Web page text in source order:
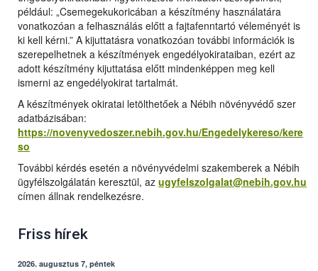
például: „Csemegekukoricában a készítmény használatára
vonatkozóan a felhasználás előtt a fajtafenntartó véleményét is
ki kell kérni.” A kijuttatásra vonatkozóan további információk is
szerepelhetnek a készítmények engedélyokirataiban, ezért az
adott készítmény kijuttatása előtt mindenképpen meg kell
ismerni az engedélyokirat tartalmát.
A készítmények okiratai letölthetőek a Nébih növényvédő szer
adatbázisában:
https://novenyvedoszer.nebih.gov.hu/Engedelykereso/kere
so
További kérdés esetén a növényvédelmi szakemberek a Nébih
ügyfélszolgálatán keresztül, az ugyfelszolgalat@nebih.gov.hu
címen állnak rendelkezésre.
Friss hírek
2026. augusztus 7, péntek